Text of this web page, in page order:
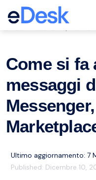
eCommerce Support
Come si fa
messaggi
Ultimo aggiornamento: 7
Published: Dicembre 10,